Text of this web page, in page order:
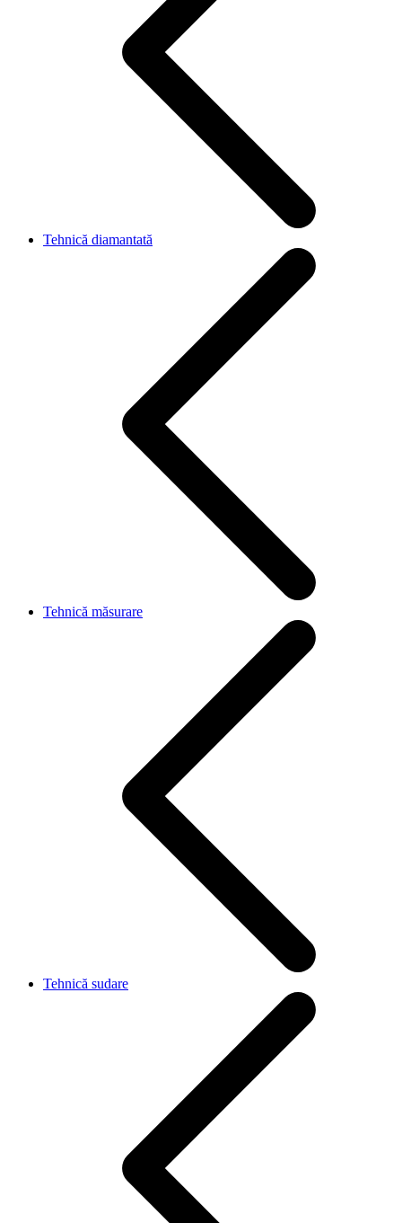
Tehnică diamantată
Tehnică măsurare
Tehnică sudare